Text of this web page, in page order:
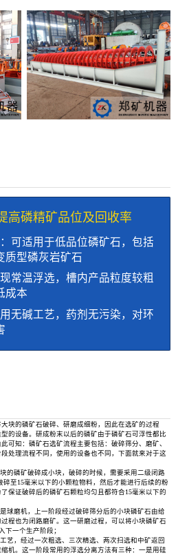
高磷精矿品位及回收率
可适用于低品位磷矿石，包括
质型磷灰岩矿石
常温浮选，槽内产品粒度较粗
成本
无碱工艺，药剂无污染，对环
块的磷矿石破碎、研磨成细粉，因此在选矿的过程
的设备。研成粉末以后的磷矿由于磷矿石可浮性都比
可知：磷矿石选矿流程主要包括：破碎筛分、磨矿、
处理流程不同，使用的设备也不同，下面就来对于这
的磷矿破碎成小块，破碎的时候，需要采用二级闭路
至15毫米以下的小颗粒物料，然后才能进行后续的粉
保证破碎后的磷矿石颗粒均匀且都符合15毫米以下的
球磨机，上一阶段经过破碎筛分后的小块磷矿石由给
程也为闭路磨矿。这一研磨过程，可以将小块磷矿石
下一个生产阶段；
艺，经过一次粗选、三次精选、两次扫选和中矿返回
机。这一阶段常用的浮选分离方法有三种：一是用硅